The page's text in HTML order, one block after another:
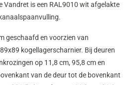
Vandret is een RAL9010 wit afgelakte
geschaafd en voorzien van
kogellagerscharnier. Bij deuren
op 11,8 cm, 95,8 cm en
van de deur tot de bovenkant